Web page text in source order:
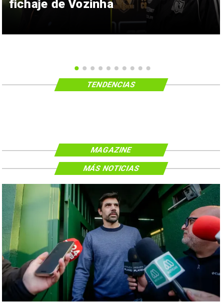
fichaje de Vozinha
TENDENCIAS
MAGAZINE
MÁS NOTICIAS